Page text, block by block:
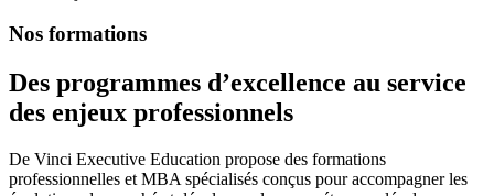
Nos formations
Des programmes d’excellence au service
des enjeux professionnels
De Vinci Executive Education propose des formations
professionnelles et MBA spécialisés conçus pour accompagner les